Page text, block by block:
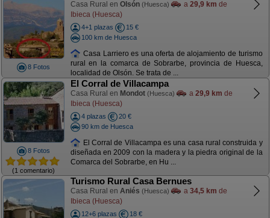
8 Fotos
Casa Rural en Olsón (Huesca) a 29,9 km de
Ibieca (Huesca)
4+1 plazas
15 €
100 km de Huesca
Casa Larriero es una oferta de alojamiento de turismo
rural en la comarca de Sobrarbe, provincia de Huesca,
localidad de Olsón. Se trata de ...
8 Fotos
(1 comentario)
El Corral de Villacampa
Casa Rural en Mondot (Huesca) a 29,9 km de
Ibieca (Huesca)
4 plazas
20 €
90 km de Huesca
El Corral de Villacampa es una casa rural construida y
diseñada en 2009 con la madera y la piedra original de la
Comarca del Sobrarbe, en Hu ...
Turismo Rural Casa Bernues
Casa Rural en Aniés (Huesca) a 34,5 km de
Ibieca (Huesca)
12+6 plazas
18 €